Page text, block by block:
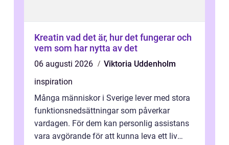
Kreatin vad det är, hur det fungerar och
vem som har nytta av det
06 augusti 2026
Viktoria Uddenholm
inspiration
Många människor i Sverige lever med stora
funktionsnedsättningar som påverkar
vardagen. För dem kan personlig assistans
vara avgörande för att kunna leva ett liv